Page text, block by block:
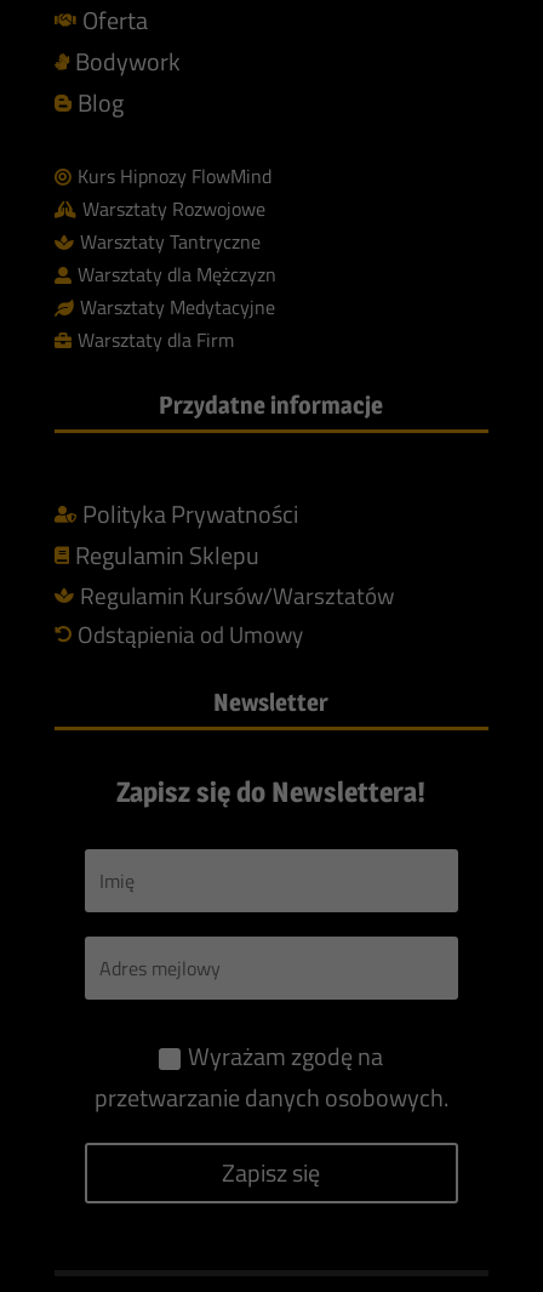
 Oferta
 Bodywork
 Blog
 Kurs Hipnozy FlowMind
 Warsztaty Rozwojowe
 Warsztaty Tantryczne
 Warsztaty dla Mężczyzn
 Warsztaty Medytacyjne
 Warsztaty dla Firm
Przydatne informacje
 Polityka Prywatności
 Regulamin Sklepu
 Regulamin Kursów/Warsztatów
 Odstąpienia od Umowy
Newsletter
Zapisz się do Newslettera!
Wyrażam zgodę na
przetwarzanie danych osobowych.
Zapisz się